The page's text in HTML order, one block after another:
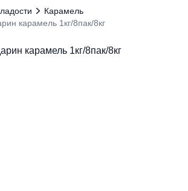
Карамель
карамель 1кг/8пак/8кг